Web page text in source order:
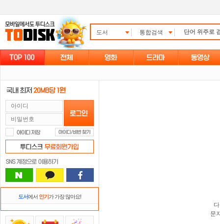
도서 통합검색
도서에서 인기가 가장 많아요!
문